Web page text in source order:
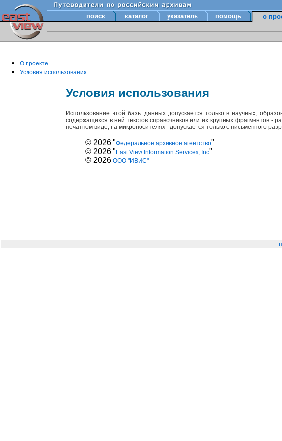
поиск каталог указатель помощь о
О проекте
Условия использования
Условия использования
Использование этой базы данных допускается только в научных,
содержащихся в ней текстов справочников или их крупных фрагментов -
печатном виде, на микроносителях - допускается только с письменного
© 2026 "Федеральное архивное агентство"
© 2026 " East View Information Services, Inc"
© 2026ООО "ИВИС"